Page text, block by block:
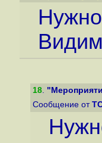
18.
Сообщение от